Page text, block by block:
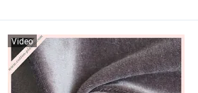
Video